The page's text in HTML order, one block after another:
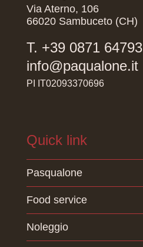
Via Aterno, 106
66020 Sambuceto (CH)
T. +39 0871 64793
info@paqualone.it
PI IT02093370696
Quick link
Pasqualone
Food service
Noleggio